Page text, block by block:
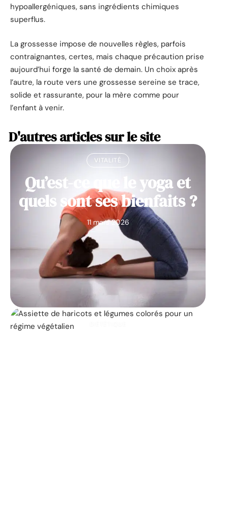
hypoallergéniques, sans ingrédients chimiques
superflus.
La grossesse impose de nouvelles règles, parfois
contraignantes, certes, mais chaque précaution prise
aujourd’hui forge la santé de demain. Un choix après
l’autre, la route vers une grossesse sereine se trace,
solide et rassurante, pour la mère comme pour
l’enfant à venir.
D'autres articles sur le site
VITALITÉ
Qu’est-ce que le yoga et
quels sont ses bienfaits ?
11 mars 2026